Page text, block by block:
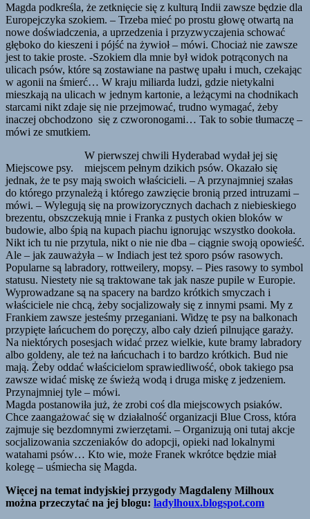
Magda podkreśla, że zetknięcie się z kulturą Indii zawsze będzie dla
Europejczyka szokiem. – Trzeba mieć po prostu głowę otwartą na
nowe doświadczenia, a uprzedzenia i przyzwyczajenia schować
głęboko do kieszeni i pójść na żywioł – mówi. Chociaż nie zawsze
jest to takie proste. -Szokiem dla mnie był widok potrąconych na
ulicach psów, które są zostawiane na pastwę upału i much, czekając
w agonii na śmierć… W kraju miliarda ludzi, gdzie nietykalni
mieszkają na ulicach w jednym kartonie, a leżącymi na chodnikach
starcami nikt zdaje się nie przejmować, trudno wymagać, żeby
inaczej obchodzono się z czworonogami… Tak to sobie tłumaczę –
mówi ze smutkiem.
Miejscowe psy.
W pierwszej chwili Hyderabad wydał jej się
miejscem pełnym dzikich psów. Okazało się
jednak, że te psy mają swoich właścicieli. – A przynajmniej szałas
do którego przynależą i którego zawzięcie bronią przed intruzami –
mówi. – Wylegują się na prowizorycznych dachach z niebieskiego
brezentu, obszczekują mnie i Franka z pustych okien bloków w
budowie, albo śpią na kupach piachu ignorując wszystko dookoła.
Nikt ich tu nie przytula, nikt o nie nie dba – ciągnie swoją opowieść.
Ale – jak zauważyła – w Indiach jest też sporo psów rasowych.
Popularne są labradory, rottweilery, mopsy. – Pies rasowy to symbol
statusu. Niestety nie są traktowane tak jak nasze pupile w Europie.
Wyprowadzane są na spacery na bardzo krótkich smyczach i
właściciele nie chcą, żeby socjalizowały się z innymi psami. My z
Frankiem zawsze jesteśmy przeganiani. Widzę te psy na balkonach
przypięte łańcuchem do poręczy, albo cały dzień pilnujące garaży.
Na niektórych posesjach widać przez wielkie, kute bramy labradory
albo goldeny, ale też na łańcuchach i to bardzo krótkich. Bud nie
mają. Żeby oddać właścicielom sprawiedliwość, obok takiego psa
zawsze widać miskę ze świeżą wodą i druga miskę z jedzeniem.
Przynajmniej tyle – mówi.
Magda postanowiła już, że zrobi coś dla miejscowych psiaków.
Chce zaangażować się w działalność organizacji Blue Cross, która
zajmuje się bezdomnymi zwierzętami. – Organizują oni tutaj akcje
socjalizowania szczeniaków do adopcji, opieki nad lokalnymi
watahami psów… Kto wie, może Franek wkrótce będzie miał
kolegę – uśmiecha się Magda.
Więcej na temat indyjskiej przygody Magdaleny Milhoux
można przeczytać na jej blogu: ladylhoux.blogspot.com